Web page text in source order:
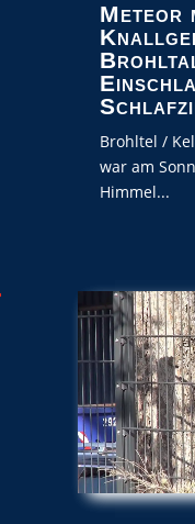
Meteor
Brohltel /
war am
Himmel...